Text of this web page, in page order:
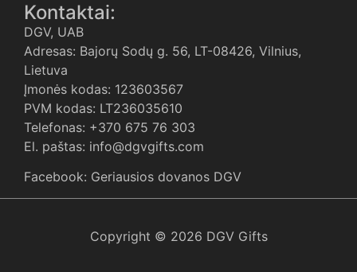
Kontaktai:
DGV, UAB
Adresas: Bajorų Sodų g. 56, LT-08426, Vilnius,
Lietuva
Įmonės kodas: 123603567
PVM kodas: LT236035610
Telefonas: +370 675 76 303
El. paštas: info@dgvgifts.com
Facebook: Geriausios dovanos DGV
Copyright © 2026 DGV Gifts